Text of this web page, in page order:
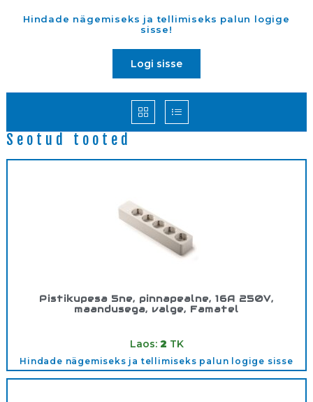
Hindade nägemiseks ja tellimiseks palun logige
sisse!
Logi sisse
Seotud tooted
Pistikupesa 5ne, pinnapealne, 16A 250V,
maandusega, valge, Famatel
Laos: 2 TK
Hindade nägemiseks ja tellimiseks palun logige sisse